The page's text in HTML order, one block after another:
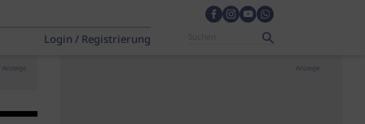
Login / Registrierung
Anzeige Anzeige